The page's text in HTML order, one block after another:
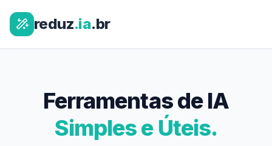
reduz.ia.br
Ferramentas de IA
Simples e Úteis.